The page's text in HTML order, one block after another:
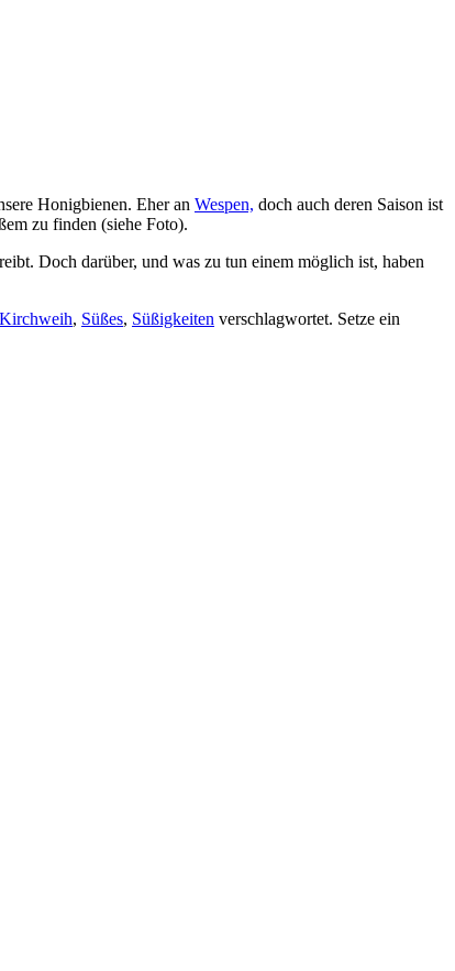
Honigbienen. Eher an Wespen, doch auch deren Saison ist
zu finden (siehe Foto).
Doch darüber, und was zu tun einem möglich ist, haben
Kirchweih, Süßes, Süßigkeiten verschlagwortet. Setze ein